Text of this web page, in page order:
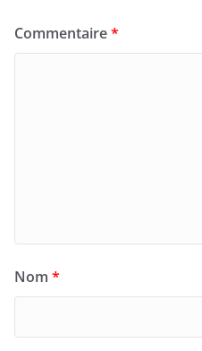
Commentaire*
Nom *